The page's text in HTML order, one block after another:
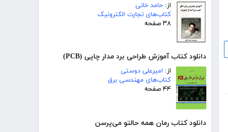
از: حامد خانی
کتاب‌های تجارت الکترونیک
۳۸ صفحه
دانلود کتاب آموزش طراحی برد مدار چاپی (PCB)
از: امیرعلی دوستی
کتاب‌های مهندسی برق
۴۴ صفحه
دانلود کتاب رمان همه حالتو می‌پرسن